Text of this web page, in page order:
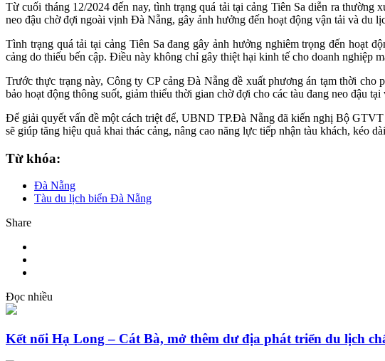
Từ cuối tháng 12/2024 đến nay, tình trạng quá tải tại cảng Tiên Sa diễn ra thường
neo đậu chờ đợi ngoài vịnh Đà Nẵng, gây ảnh hưởng đến hoạt động vận tải và du
Tình trạng quá tải tại cảng Tiên Sa đang gây ảnh hưởng nghiêm trọng đến hoạt
cảng do thiếu bến cập. Điều này không chỉ gây thiệt hại kinh tế cho doanh nghiệp
Trước thực trạng này, Công ty CP cảng Đà Nẵng đề xuất phương án tạm thời cho
bảo hoạt động thông suốt, giảm thiểu thời gian chờ đợi cho các tàu đang neo đậu tại
Để giải quyết vấn đề một cách triệt để, UBND TP.Đà Nẵng đã kiến nghị Bộ GTVT
sẽ giúp tăng hiệu quả khai thác cảng, nâng cao năng lực tiếp nhận tàu khách, kéo
Từ khóa:
Đà Nẵng
Tàu du lịch biển Đà Nẵng
Share
Đọc nhiều
Kết nối Hạ Long – Cát Bà, mở thêm dư địa phát triển du lịch